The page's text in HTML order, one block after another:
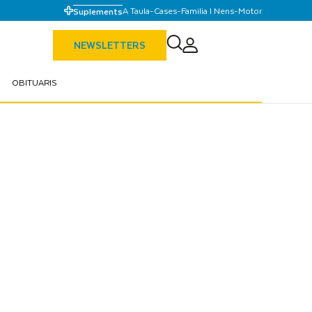
SuplementsA Taula-Cases-Familia I Nens-Motor
NEWSLETTERS
OBITUARIS